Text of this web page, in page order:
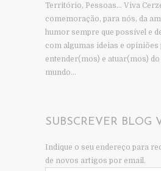
Território, Pessoas… Viva
comemoração, para nós, da
humor sempre que possível e
com algumas ideias e opiniões
entender(mos) e atuar(mos)
mundo…
SUBSCREVER BLOG
Indique o seu endereço para
de novos artigos por email.